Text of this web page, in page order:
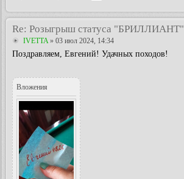
Re: Розыгрыш статуса "БРИЛЛИАНТ"
IVETTA » 03 июл 2024, 14:34
Поздравляем, Евгений! Удачных походов!
Вложения